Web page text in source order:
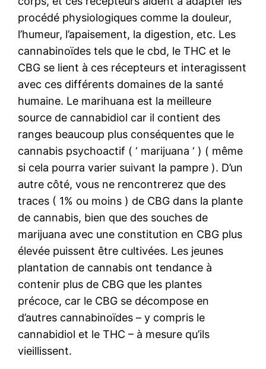
procédé physiologiques comme la douleur,
l’humeur, l’apaisement, la digestion, etc. Les
cannabinoïdes tels que le cbd, le THC et le
CBG se lient à ces récepteurs et interagissent
avec ces différents domaines de la santé
humaine. Le marihuana est la meilleure
source de cannabidiol car il contient des
ranges beaucoup plus conséquentes que le
cannabis psychoactif ( ‘ marijuana ‘ ) ( même
si cela pourra varier suivant la pampre ). D’un
autre côté, vous ne rencontrerez que des
traces ( 1% ou moins ) de CBG dans la plante
de cannabis, bien que des souches de
marijuana avec une constitution en CBG plus
élevée puissent être cultivées. Les jeunes
plantation de cannabis ont tendance à
contenir plus de CBG que les plantes
précoce, car le CBG se décompose en
d’autres cannabinoïdes – y compris le
cannabidiol et le THC – à mesure qu’ils
vieillissent.